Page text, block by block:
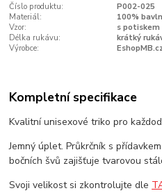
Číslo produktu:
P002-025
Materiál:
100%
Vzor:
s potiskem
Délka rukávu:
krátký
Výrobce:
Kompletní specifikace
Kvalitní unisexové triko pro
Jemný úplet. Průkrčník s
bočních švů zajišťuje tvarovou
Svoji velikost si zkontrolujte dle